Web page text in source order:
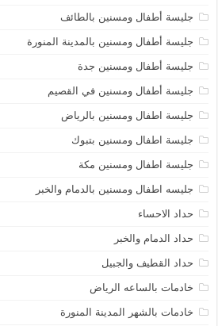
جليسة أطفال ومسنين بالطائف
جليسة أطفال ومسنين بالمدينة المنورة
جليسة أطفال ومسنين جدة
جليسة أطفال ومسنين في القصيم
جليسة اطفال ومسنين بالرياض
جليسة اطفال ومسنين بتبوك
جليسة اطفال ومسنين مكة
جليسه اطفال ومسنين بالدمام والخبر
حداد الاحساء
حداد الدمام والخبر
حداد القطيف والجبيل
خادمات بالساعه الرياض
خادمات بالشهر المدينة المنورة